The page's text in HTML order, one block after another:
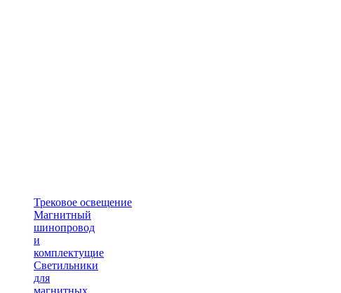
Трековое освещение
Магнитный
шинопровод
и
комплектущие
Светильники
для
магнитных